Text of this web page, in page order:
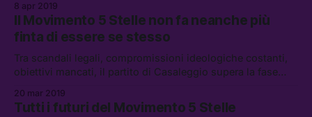
mantenere una posizione qualsiasi con credibilità?
8 apr 2019
Il Movimento 5 Stelle non fa neanche più
finta di essere se stesso
Tra scandali legali, compromissioni ideologiche costanti,
obiettivi mancati, il partito di Casaleggio supera la fase
l’essere parte della politica che disprezzavano.
20 mar 2019
Tutti i futuri del Movimento 5 Stelle